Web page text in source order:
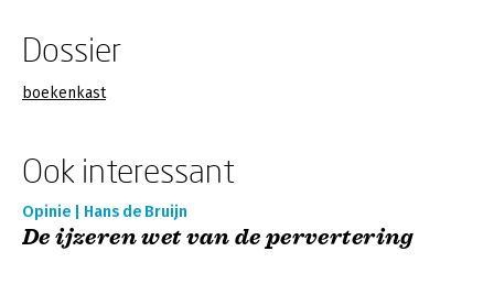
Dossier
boekenkast
Ook interessant
Opinie | Hans de Bruijn
De ijzeren wet van de pervertering